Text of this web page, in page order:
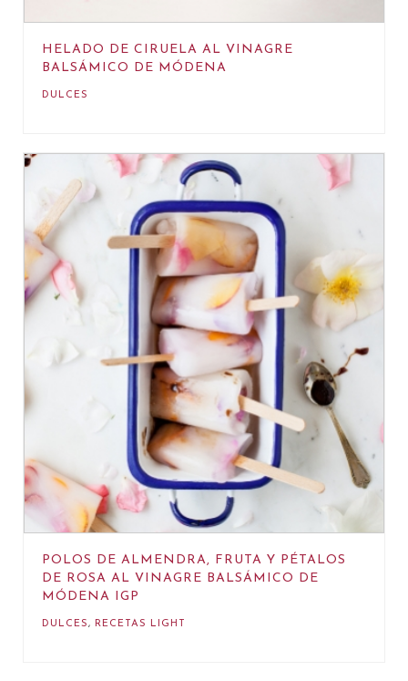
HELADO DE CIRUELA AL VINAGRE
BALSÁMICO DE MÓDENA
DULCES
POLOS DE ALMENDRA, FRUTA Y PÉTALOS
DE ROSA AL VINAGRE BALSÁMICO DE
MÓDENA IGP
DULCES, RECETAS LIGHT